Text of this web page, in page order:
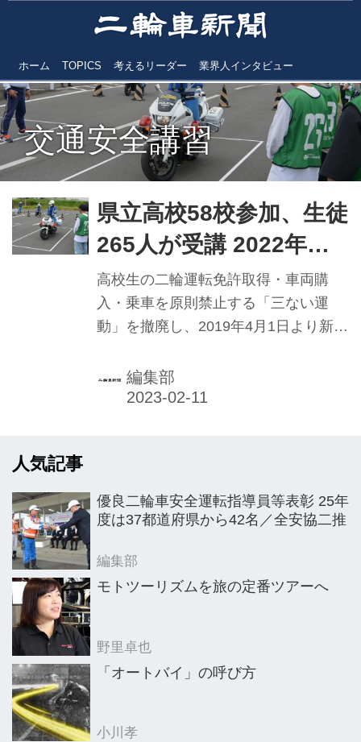
ホーム TOPICS 考えるリーダー 業界人インタビュー
交通安全講習
県立高校58校参加、生徒
265人が受講 2022年度
「高校生の自動二輪等の
交通安全講習」 ／埼玉
県教育委員会主催
高校生の二輪運転免許取得・車両購
入・乗車を原則禁止する「三ない運
動」を撤廃し、2019年4月1日より新た
年度も県教育委員会の主催で、自動二
輪車等（自動二輪車または原動機付自
感染症予防対策を徹底。県教委主催・
他機関主催の講習を合わせて58校・延
受講し、安全運転の知識と技術を学ん
だ。実施にあたっては、行政と学校、
る官民を挙げた体制で、高校生の交通
ルール...
編集部
人気記事
優良二輪車安全運転指導員等表彰 25年
度は37都道府県から42名／全安協二推
編集部
モトツーリズムを旅の定番ツアーへ
野里卓也
「オートバイ」の呼び方
小川孝